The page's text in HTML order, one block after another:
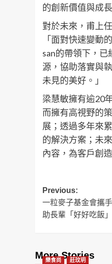
的創新價值與成長
對於未來，甫上
「面對快速變動
san的帶領下，
源，協助落實與
未見的美好。」
梁慧敏擁有逾20
而擁有高視野的
展；透過多年來
的解決方案；未
內容，為客戶創
Post
Previous:
一粒麥子基金會攜
助長輩「好好吃飯」
More Stories
樂食尚 莊玟玥